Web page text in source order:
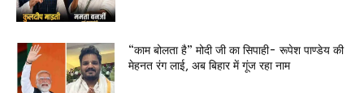
“काम बोलता है” मोदी जी का सिपाही- रूपेश पाण्डेय की
मेहनत रंग लाई, अब बिहार में गूंज रहा नाम